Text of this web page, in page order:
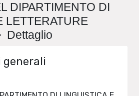
DIPARTIMENTO DI
LETTERATURE
Dettaglio